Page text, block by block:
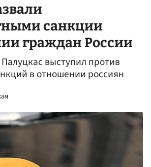
санкции
граждан России
выступил против
в отношении россиян